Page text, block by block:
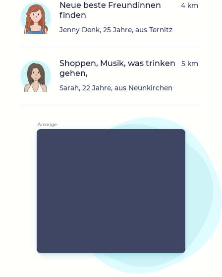
Neue beste Freundinnen
finden
Jenny Denk, 25 Jahre, aus Ternitz
4 km
Shoppen, Musik, was trinken
gehen,
Sarah, 22 Jahre, aus Neunkirchen
5 km